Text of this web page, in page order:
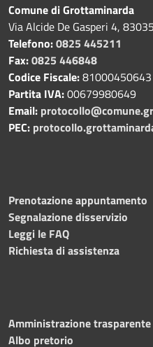
Comune di Grottaminarda
Via Alcide De Gasperi 4,
Telefono:0825 445211
Fax:0825 446848
Codice Fiscale:81000450643
Partita IVA:00679980649
Email:
PEC:
Prenotazione appuntamento
Segnalazione disservizio
Leggi le FAQ
Richiesta di assistenza
Amministrazione trasparente
Albo pretorio